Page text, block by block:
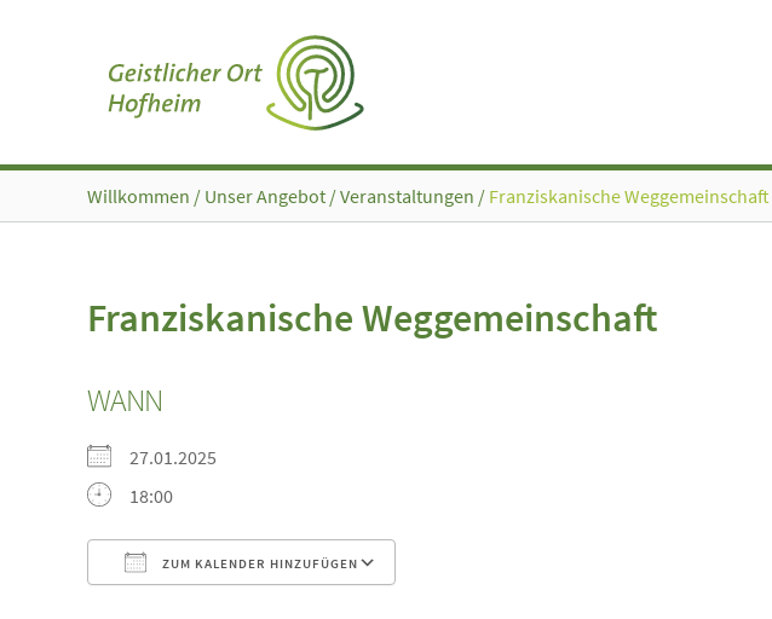
Willkommen / Unser Angebot /Veranstaltungen / Franziskanische Weggemeinschaft
Franziskanische Weggemeinschaft
WANN
27.01.2025
18:00
ZUM KALENDER HINZUFÜGEN